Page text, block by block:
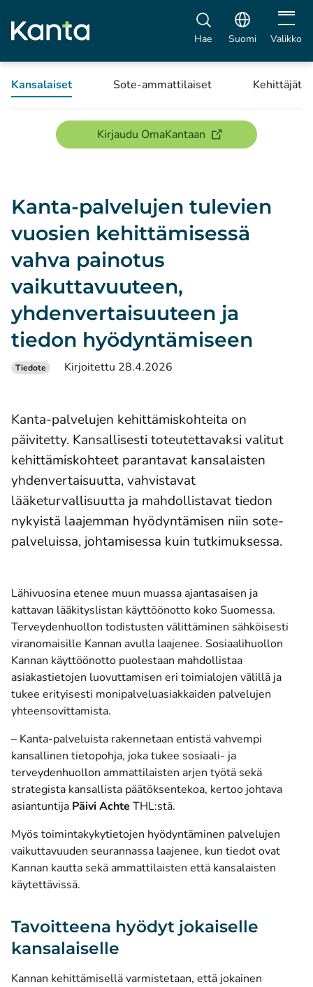
Hae Suomi Avaa
Valikko
Kansalaiset Sote-ammattilaiset Kehittäjät
Kirjaudu OmaKantaan(avautuu uuteen
Kanta-palvelujen tulevien
vuosien kehittämisessä
vahva painotus
vaikuttavuuteen,
yhdenvertaisuuteen ja
tiedon hyödyntämiseen
Tiedote Kirjoitettu 28.4.2026
Kanta-palvelujen kehittämiskohteita on
päivitetty. Kansallisesti toteutettavaksi valitut
kehittämiskohteet parantavat kansalaisten
yhdenvertaisuutta, vahvistavat
lääketurvallisuutta ja mahdollistavat tiedon
nykyistä laajemman hyödyntämisen niin sote-
palveluissa, johtamisessa kuin tutkimuksessa.
Lähivuosina etenee muun muassa ajantasaisen ja
kattavan lääkityslistan käyttöönotto koko Suomessa.
Terveydenhuollon todistusten välittäminen sähköisesti
viranomaisille Kannan avulla laajenee. Sosiaalihuollon
Kannan käyttöönotto puolestaan mahdollistaa
asiakastietojen luovuttamisen eri toimialojen välillä ja
tukee erityisesti monipalveluasiakkaiden palvelujen
yhteensovittamista.
– Kanta-palveluista rakennetaan entistä vahvempi
kansallinen tietopohja, joka tukee sosiaali- ja
terveydenhuollon ammattilaisten arjen työtä sekä
strategista kansallista päätöksentekoa, kertoo johtava
asiantuntija Päivi Achte THL:stä.
Myös toimintakykytietojen hyödyntäminen palvelujen
vaikuttavuuden seurannassa laajenee, kun tiedot ovat
Kannan kautta sekä ammattilaisten että kansalaisten
käytettävissä.
Tavoitteena hyödyt jokaiselle
kansalaiselle
Kannan kehittämisellä varmistetaan, että jokainen